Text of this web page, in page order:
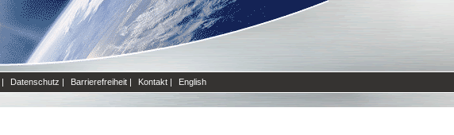
| Datenschutz | Barrierefreiheit | Kontakt | English